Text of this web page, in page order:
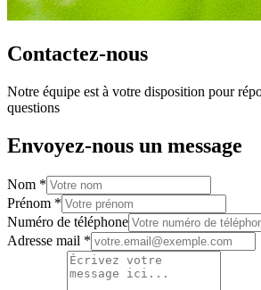
Contactez-nous
Notre équipe est à votre disposition pour
questions
Envoyez-nous un message
Nom *
Prénom *
Numéro de téléphone
Adresse mail *